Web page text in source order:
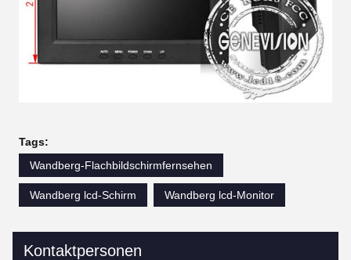
Tags:
Wandberg-Flachbildschirmfernsehen
Wandberg lcd-Schirm Wandberg lcd-Monitor
Kontaktpersonen